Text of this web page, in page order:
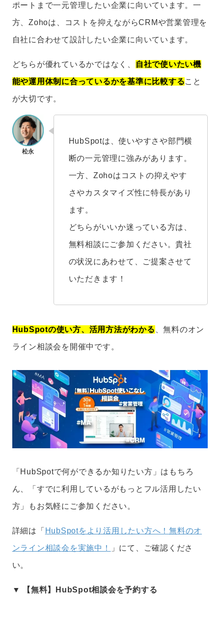
ポートまで一元管理したい企業に向いています。一
方、Zohoは、コストを抑えながらCRMや営業管理を
自社に合わせて設計したい企業に向いています。
どちらが優れているかではなく、 自社で使いたい機
能や運用体制に合っているかを基準に比較すること
が大切です。
HubSpotは、使いやすさや部門横
断の一元管理に強みがあります。
一方、Zohoはコストの抑えやす
さやカスタマイズ性に特長があり
ます。
どちらがいいか迷っている方は、
無料相談にご参加ください。貴社
の状況にあわせて、ご提案させて
いただきます！
HubSpotの使い方、活用方法がわかる 、無料のオン
ライン相談会を開催中です。
「HubSpotで何ができるか知りたい方」はもちろ
ん、「すでに利用しているがもっとフル活用したい
方」もお気軽にご参加ください。
詳細は「 HubSpotをより活用したい方へ！無料のオ
ンライン相談会を実施中！ 」にて、ご確認くださ
い。
▼ 【無料】HubSpot相談会を予約する